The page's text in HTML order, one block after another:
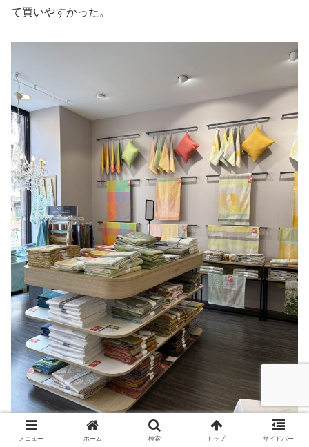
て買いやすかった。
メニュー ホーム 検索 トップ サイドバー